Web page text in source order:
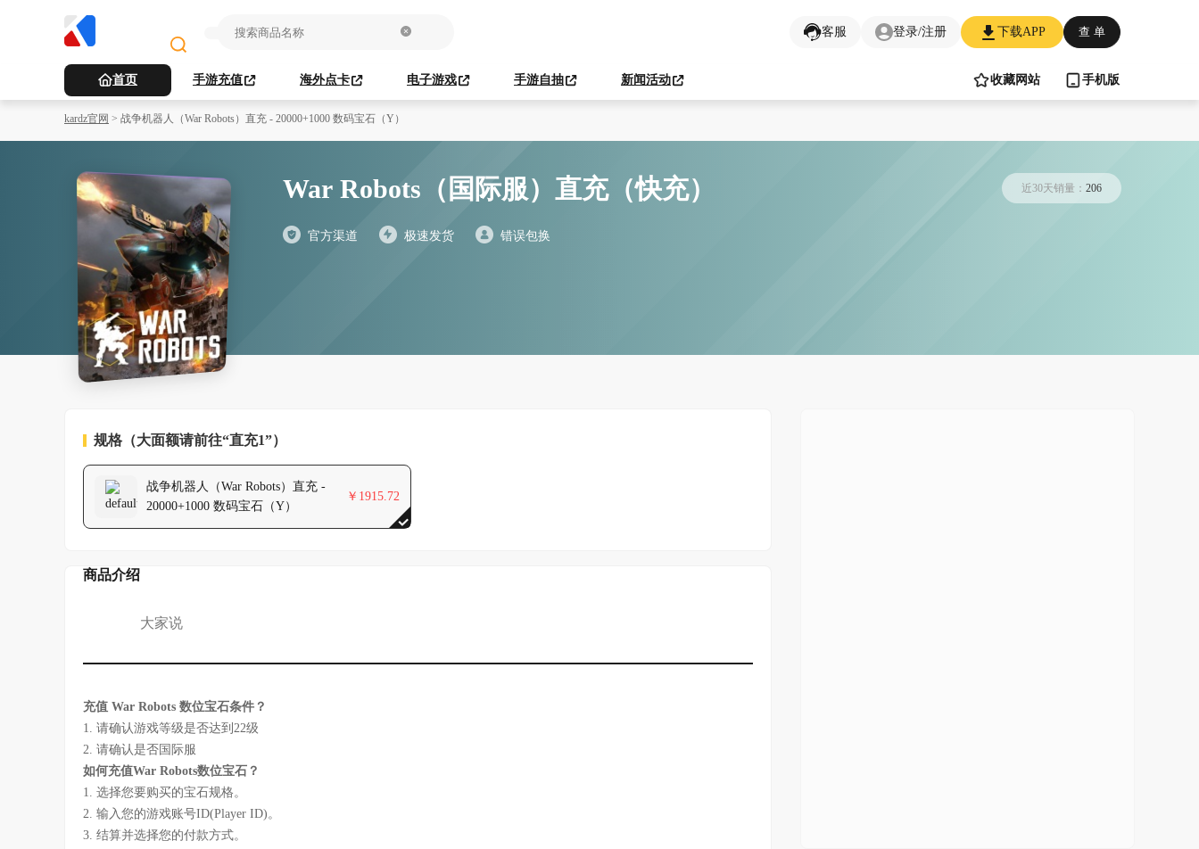
客服 登录/注册 下载APP 查 单
首页 手游充值 海外点卡 电子游戏 手游自抽 新闻活动 收藏网站 手机版
kardz官网 > 战争机器人（War Robots）直充 - 20000+1000 数码宝石（Y）
War Robots（国际服）直充（快充）
官方渠道 极速发货 错误包换
近30天销量： 206
规格（大面额请前往“直充1”）
战争机器人（War Robots）直充 -
20000+1000 数码宝石（Y）
￥ 1915.72
商品介绍
大家说
充值 War Robots 数位宝石条件？
1. 请确认游戏等级是否达到22级
2. 请确认是否国际服
如何充值War Robots数位宝石？
1. 选择您要购买的宝石规格。
2. 输入您的游戏账号ID(Player ID)。
3. 结算并选择您的付款方式。